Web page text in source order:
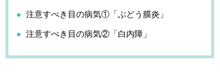
注意すべき目の病気①「ぶどう膜炎」
注意すべき目の病気②「白内障」